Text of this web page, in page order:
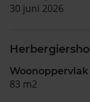
30 juni 2026
Woonoppervlak
83 m2